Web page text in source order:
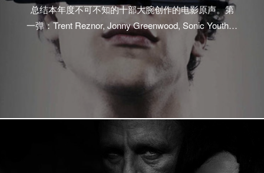
总结本年度不可不知的十部大腕创作的电影原声。第
一弹：Trent Reznor, Jonny Greenwood, Sonic Youth…